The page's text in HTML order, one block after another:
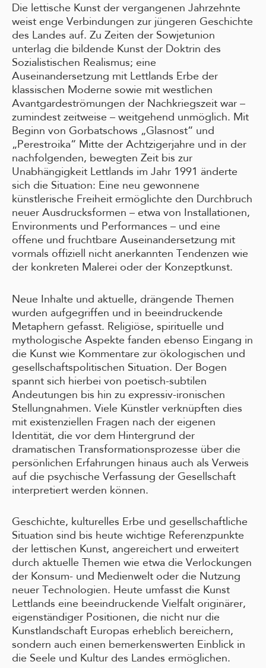
Die lettische Kunst der vergangenen Jahrzehnte
weist enge Verbindungen zur jüngeren Geschichte
des Landes auf. Zu Zeiten der Sowjetunion
unterlag die bildende Kunst der Doktrin des
Sozialistischen Realismus; eine
Auseinandersetzung mit Lettlands Erbe der
klassischen Moderne sowie mit westlichen
Avantgardeströmungen der Nachkriegszeit war –
zumindest zeitweise – weitgehend unmöglich. Mit
Beginn von Gorbatschows „Glasnost“ und
„Perestroika“ Mitte der Achtzigerjahre und in der
nachfolgenden, bewegten Zeit bis zur
Unabhängigkeit Lettlands im Jahr 1991 änderte
sich die Situation: Eine neu gewonnene
künstlerische Freiheit ermöglichte den Durchbruch
neuer Ausdrucksformen – etwa von Installationen,
Environments und Performances – und eine
offene und fruchtbare Auseinandersetzung mit
vormals offiziell nicht anerkannten Tendenzen wie
der konkreten Malerei oder der Konzeptkunst.
Neue Inhalte und aktuelle, drängende Themen
wurden aufgegriffen und in beeindruckende
Metaphern gefasst. Religiöse, spirituelle und
mythologische Aspekte fanden ebenso Eingang in
die Kunst wie Kommentare zur ökologischen und
gesellschaftspolitischen Situation. Der Bogen
spannt sich hierbei von poetisch-subtilen
Andeutungen bis hin zu expressiv-ironischen
Stellungnahmen. Viele Künstler verknüpften dies
mit existenziellen Fragen nach der eigenen
Identität, die vor dem Hintergrund der
dramatischen Transformationsprozesse über die
persönlichen Erfahrungen hinaus auch als Verweis
auf die psychische Verfassung der Gesellschaft
interpretiert werden können.
Geschichte, kulturelles Erbe und gesellschaftliche
Situation sind bis heute wichtige Referenzpunkte
der lettischen Kunst, angereichert und erweitert
durch aktuelle Themen wie etwa die Verlockungen
der Konsum- und Medienwelt oder die Nutzung
neuer Technologien. Heute umfasst die Kunst
Lettlands eine beeindruckende Vielfalt originärer,
eigenständiger Positionen, die nicht nur die
Kunstlandschaft Europas erheblich bereichern,
sondern auch einen bemerkenswerten Einblick in
die Seele und Kultur des Landes ermöglichen.